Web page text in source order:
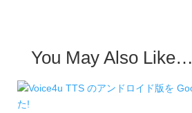
You May Also Like…